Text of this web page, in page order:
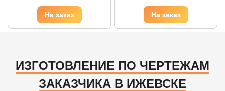
ИЗГОТОВЛЕНИЕ ПО ЧЕРТЕЖАМ
ЗАКАЗЧИКА В ИЖЕВСКЕ